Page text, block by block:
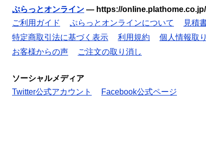
ぷらっとオンライン — https://online.plathome.co.jp/
ご利用ガイド
ぷらっとオンラインについて 見積
特定商取引法に基づく表示
利用規約 個人情報取
お客様からの声
ご注文の取り消し
ソーシャルメディア
Twitter公式アカウント
Facebook公式ページ